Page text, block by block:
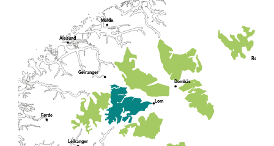
Dombås
Røros
Leikanger
Geiranger
Førde
Ålesund
Molde
Lom